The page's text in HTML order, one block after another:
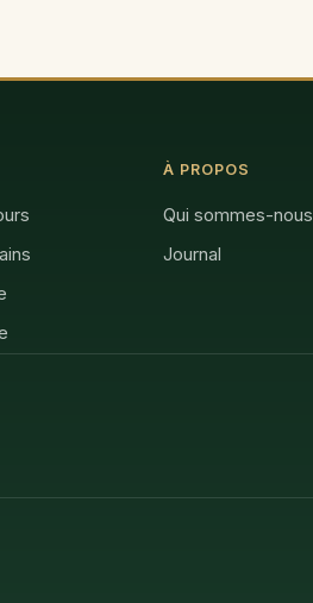
À PROPOS
Qui sommes-nous
Journal